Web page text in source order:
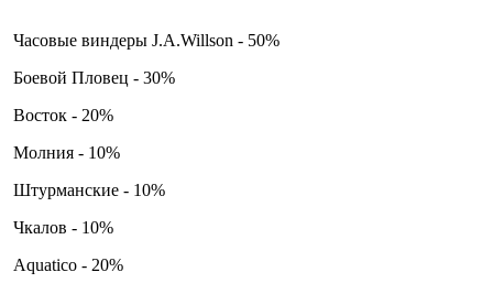
Часовые виндеры J.A.Willson - 50%
Боевой Пловец - 30%
Восток - 20%
Молния - 10%
Штурманские - 10%
Чкалов - 10%
Aquatico - 20%